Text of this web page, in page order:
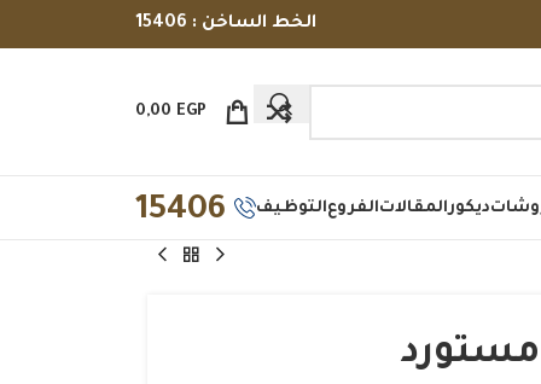
الخط الساخن : 15406
0,00 EGP
ديكور المقالاتالفروعالتوظيف 15406